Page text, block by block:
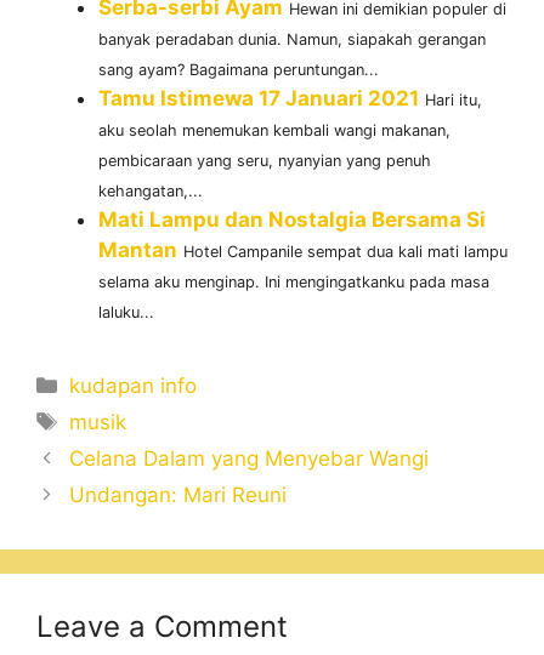
Serba-serbi Ayam Hewan ini demikian populer di
banyak peradaban dunia. Namun, siapakah gerangan
sang ayam? Bagaimana peruntungan...
Tamu Istimewa 17 Januari 2021 Hari itu,
aku seolah menemukan kembali wangi makanan,
pembicaraan yang seru, nyanyian yang penuh
kehangatan,...
Mati Lampu dan Nostalgia Bersama Si
Mantan Hotel Campanile sempat dua kali mati lampu
selama aku menginap. Ini mengingatkanku pada masa
laluku...
Categories
kudapan info
Tags
musik
Celana Dalam yang Menyebar Wangi
Undangan: Mari Reuni
Leave a Comment